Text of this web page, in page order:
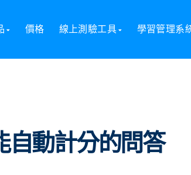
價格 線上測驗工具 學習管理系
自動計分的問答